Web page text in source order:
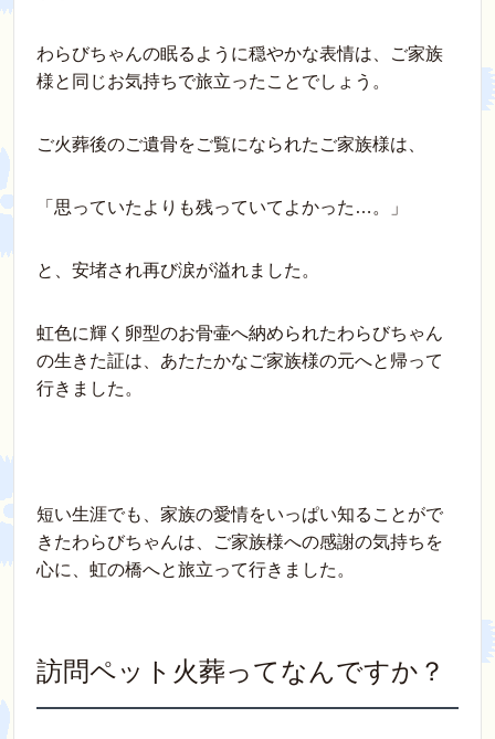
わらびちゃんの眠るように穏やかな表情は、ご家族
様と同じお気持ちで旅立ったことでしょう。
ご火葬後のご遺骨をご覧になられたご家族様は、
「思っていたよりも残っていてよかった…。」
と、安堵され再び涙が溢れました。
虹色に輝く卵型のお骨壷へ納められたわらびちゃん
の生きた証は、あたたかなご家族様の元へと帰って
行きました。
短い生涯でも、家族の愛情をいっぱい知ることがで
きたわらびちゃんは、ご家族様への感謝の気持ちを
心に、虹の橋へと旅立って行きました。
訪問ペット火葬ってなんですか？